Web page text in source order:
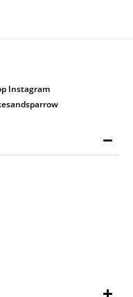
Instagram